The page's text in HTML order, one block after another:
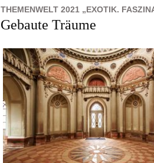
THEMENWELT 2021 „EXOTIK.
Gebaute Träume